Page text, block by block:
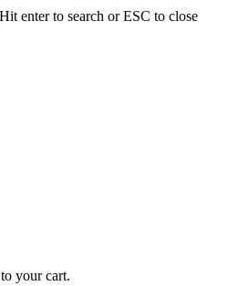
Hit enter to search or ESC to close
your cart.